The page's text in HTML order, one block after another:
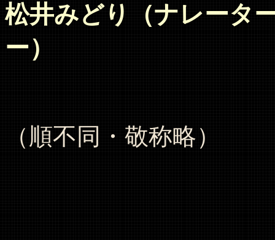
松井みどり（ナレータ
ー）
（順不同・敬称略）